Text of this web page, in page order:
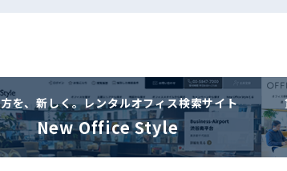
を、新しく。レンタルオフィス検索サイト
New Office Style